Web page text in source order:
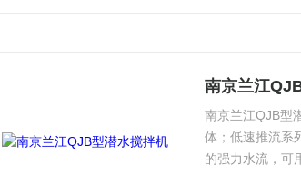
南京兰江
南京兰江QJB型
体；低速推流系
的强力水流，可